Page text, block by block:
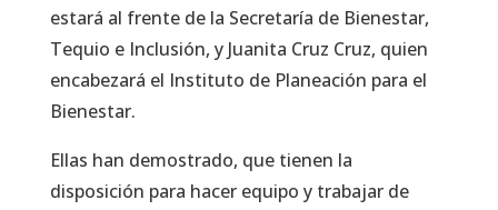
estará al frente de la Secretaría de Bienestar,
Tequio e Inclusión, y Juanita Cruz Cruz, quien
encabezará el Instituto de Planeación para el
Bienestar.
Ellas han demostrado, que tienen la
disposición para hacer equipo y trabajar de